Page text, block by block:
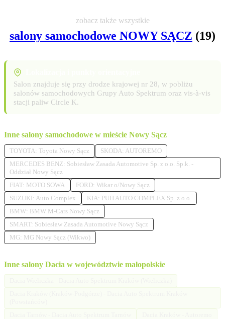
zobacz także wszystkie
salony samochodowe NOWY SĄCZ (19)
Salon znajduje się przy drodze krajowej nr 28, w pobliżu
salonów samochodowych Grupy Auto Spektrum oraz vis-à-vis
stacji paliw Circle K.
Inne salony samochodowe w mieście Nowy Sącz
TOYOTA: Toyota Nowy Sącz
SKODA: AUTOREMO
MERCEDES BENZ: Sobiesław Zasada Automotive Sp. z o.o. Sp.k. -
Oddział Nowy Sącz
FIAT: MOTO SOWA
FORD: Wikar o/Nowy Sącz
SUZUKI: Auto Complex
KIA: PUH AUTO COMPLEX Sp. z o.o.
BMW: BMW M-Cars Nowy Sącz
SMART: Sobiesław Zasada Automotive Nowy Sącz
MG: MG Nowy Sącz (Wikwo)
Inne salony Dacia w województwie małopolskie